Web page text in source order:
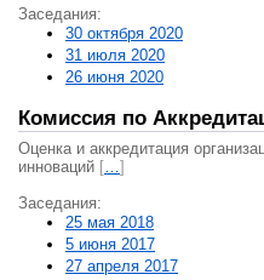
Заседания:
30 октября 2020
31 июля 2020
26 июня 2020
Комиссия по
Оценка и аккредитация
инноваций […]
Заседания:
25 мая 2018
5 июня 2017
27 апреля 2017